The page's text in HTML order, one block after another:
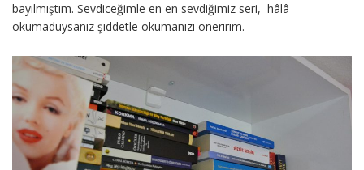
bayılmıştım. Sevdiceğimle en en sevdiğimiz seri, hâlâ
okumaduysanız şiddetle okumanızı öneririm.